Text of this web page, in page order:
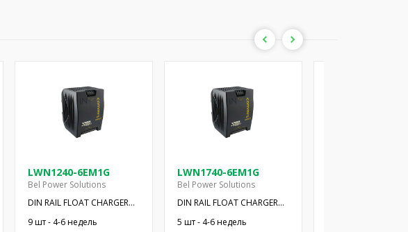
LWN1240-6EM1G
Bel Power Solutions
DIN RAIL FLOAT CHARGER
250W 24V
9 шт - 4-6 недель
LWN1740-6EM1G
Bel Power Solutions
DIN RAIL FLOAT CHARGER
250W 48V
5 шт - 4-6 недель